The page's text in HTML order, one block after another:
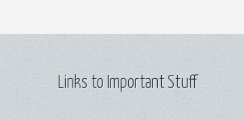
Links to Important Stuff